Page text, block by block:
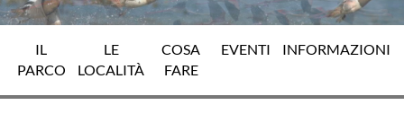
IL
PARCO
LE
LOCALITÀ
COSA
FARE
EVENTI INFORMAZIONI